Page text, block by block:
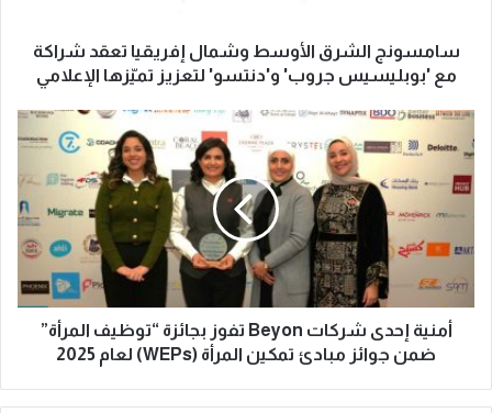
سامسونج الشرق الأوسط وشمال إفريقيا تعقد شراكة
مع 'بوبليسيس جروب' و'دنتسو' لتعزيز تميّزها الإعلامي
أمنية إحدى شركات Beyon تفوز بجائزة “توظيف المرأة”
ضمن جوائز مبادئ تمكين المرأة (WEPs) لعام 2025